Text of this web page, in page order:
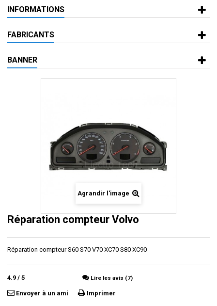
INFORMATIONS
FABRICANTS
BANNER
Agrandir l'image
Réparation compteur Volvo
Réparation compteur S60 S70 V70 XC70 S80 XC90
4.9 / 5 Lire les avis (7)
Envoyer à un ami Imprimer